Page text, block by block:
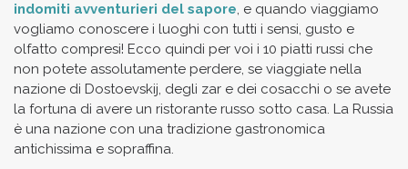
indomiti avventurieri del sapore, e quando viaggiamo
vogliamo conoscere i luoghi con tutti i sensi, gusto e
olfatto compresi! Ecco quindi per voi i 10 piatti russi che
non potete assolutamente perdere, se viaggiate nella
nazione di Dostoevskij, degli zar e dei cosacchi o se avete
la fortuna di avere un ristorante russo sotto casa. La Russia
è una nazione con una tradizione gastronomica
antichissima e sopraffina.